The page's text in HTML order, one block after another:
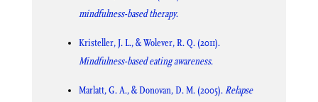
mindfulness-based therapy.
Kristeller, J. L., & Wolever, R. Q. (2011).
Mindfulness-based eating awareness.
Marlatt, G. A., & Donovan, D. M. (2005).Relapse